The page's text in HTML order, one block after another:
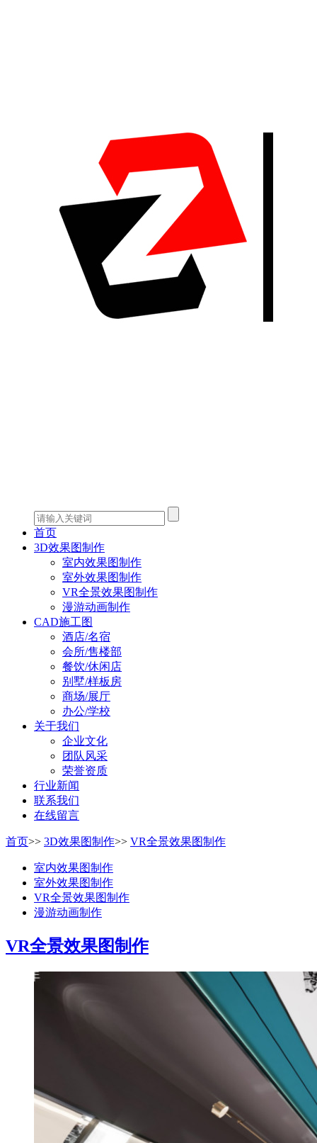
首页
3D效果图制作
室内效果图制作
室外效果图制作
VR全景效果图制作
漫游动画制作
CAD施工图
酒店/名宿
会所/售楼部
餐饮/休闲店
别墅/样板房
商场/展厅
办公/学校
关于我们
企业文化
团队风采
荣誉资质
行业新闻
联系我们
在线留言
首页>> 3D效果图制作>> VR全景效果图制作
室内效果图制作
室外效果图制作
VR全景效果图制作
漫游动画制作
VR全景效果图制作